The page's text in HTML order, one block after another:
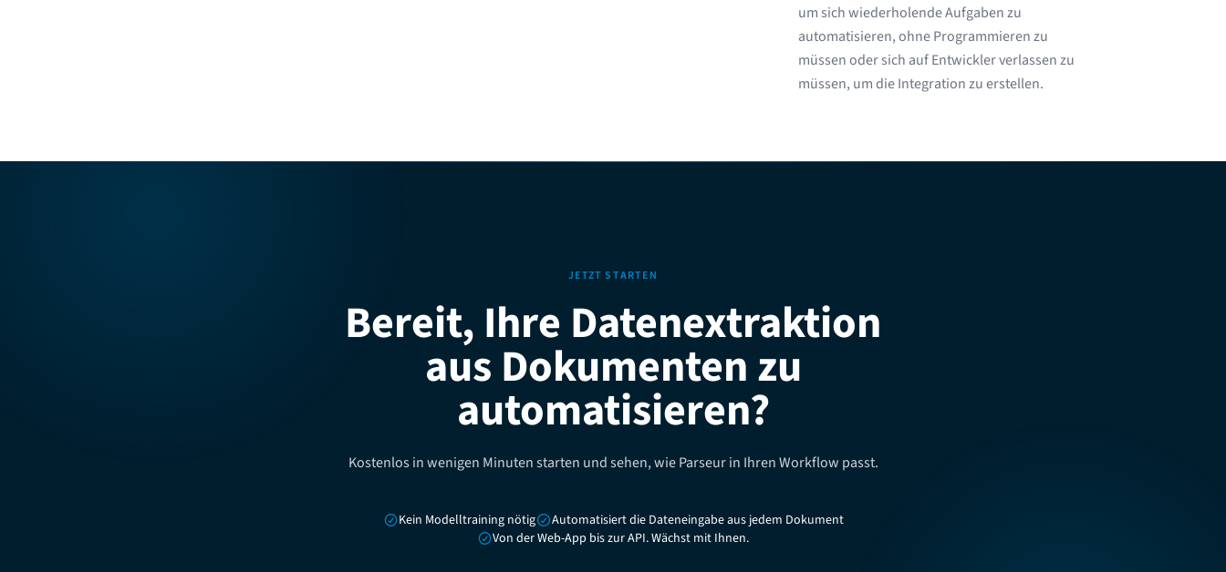
um sich wiederholende Aufgaben zu
automatisieren, ohne Programmieren zu
müssen oder sich auf Entwickler verlassen zu
müssen, um die Integration zu erstellen.
JETZT STARTEN
Bereit, Ihre Datenextraktion
aus Dokumenten zu
automatisieren?
Kostenlos in wenigen Minuten starten und sehen, wie Parseur in Ihren Workflow passt.
Kein Modelltraining nötig
Automatisiert die Dateneingabe aus jedem Dokument
Von der Web-App bis zur API. Wächst mit Ihnen.